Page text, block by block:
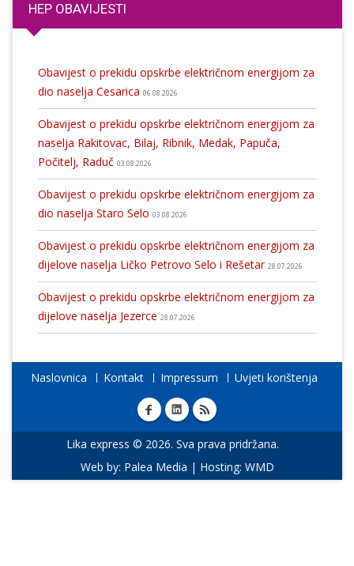
HEP OBAVIJESTI
Obavijest o prekidu opskrbe električnom energijom za
dio naselja Cesarica 06.08.2026
Obavijest o prekidu opskrbe električnom energijom za
naselja Rakitovac, Bilaj, Ribnik, Medak, Papuča,
Počitelj, Raduč 03.08.2026
Obavijest o prekidu opskrbe električnom energijom za
dio naselja Staro Selo 03.08.2026
Obavijest o prekidu opskrbe električnom energijom za
dijelove naselja Ličko Petrovo Selo i Rešetar 28.07.2026
Obavijest o prekidu opskrbe električnom energijom za
dijelove naselja Jezerce 28.07.2026
Naslovnica Kontakt Impressum Uvjeti korištenja
Lika express © 2026. Sva prava pridržana.
Web by: Palea Media | Hosting: WMD